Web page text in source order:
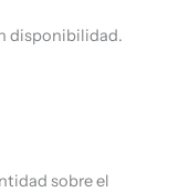
disponibilidad.
sobre el